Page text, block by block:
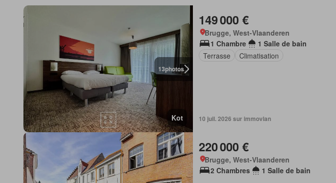
13photos
Kot
149 000 €
Brugge, West-Vlaanderen
1 Chambre
1 Salle de bain
Terrasse
Climatisation
10 juil. 2026 sur immovlan
220 000 €
Brugge, West-Vlaanderen
2 Chambres
1 Salle de bain